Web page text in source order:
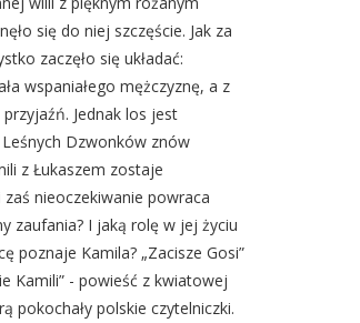
się do niej szczęście. Jak za
zaczęło się układać:
wspaniałego mężczyznę, a z
Jednak los jest
Dzwonków znów
z Łukaszem zostaje
nieoczekiwanie powraca
zaufania? I jaką rolę w jej życiu
poznaje Kamila? „Zacisze Gosi”
Kamili” - powieść z kwiatowej
pokochały polskie czytelniczki.